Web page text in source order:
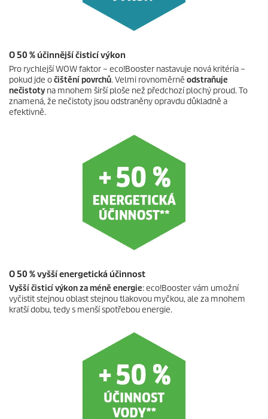
O 50 % účinnější čisticí výkon
Pro rychlejší WOW faktor – eco!Booster nastavuje nová kritéria –
pokud jde očištění povrchů. Velmi rovnoměrně odstraňuje
nečistoty na mnohem širší ploše než předchozí plochý proud. To
znamená, že nečistoty jsou odstraněny opravdu důkladně a
efektivně.
O 50 % vyšší energetická účinnost
Vyšší čisticí výkon za méně energie:eco!Boostervám umožní
vyčistit stejnou oblast stejnou tlakovou myčkou, ale za mnohem
kratší dobu, tedy s menší spotřebou energie.